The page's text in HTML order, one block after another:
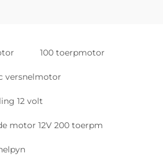
100 toerpmotor
versnelmotor
12 volt
motor 12V 200 toerpm